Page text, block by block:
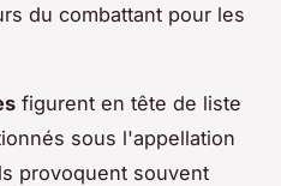
du combattant pour les
figurent en tête de liste
sous l'appellation
provoquent souvent